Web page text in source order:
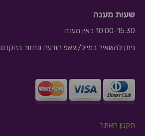
שעות מענה
10:00-15:30 באין מענה
ניתן להשאיר במייל/וצאפ הודעה ונחזור בהקדם
תקנון האתר